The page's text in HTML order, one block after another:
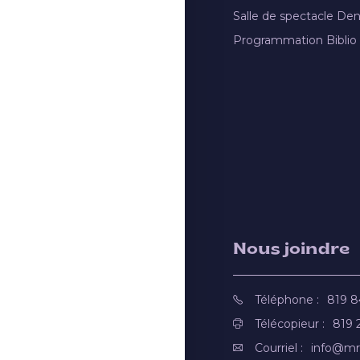
Salle de spectacle
Programmation Biblio
Nous joindre
Téléphone :
819
Télécopieur :
819
Courriel :